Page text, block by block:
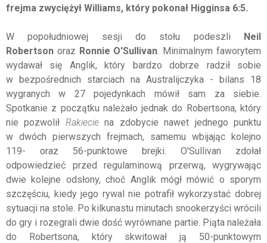
frejma zwyciężył Williams, który pokonał Higginsa 6:5.
W popołudniowej sesji do stołu podeszli Neil
Robertson oraz Ronnie O'Sullivan. Minimalnym faworytem
wydawał się Anglik, który bardzo dobrze radził sobie
w bezpośrednich starciach na Australijczyka - bilans 18
wygranych w 27 pojedynkach mówił sam za siebie.
Spotkanie z początku należało jednak do Robertsona, który
nie pozwolił Rakieciena zdobycie nawet jednego punktu
w dwóch pierwszych frejmach, samemu wbijając kolejno
119- oraz 56-punktowe brejki. O'Sullivan zdołał
odpowiedzieć przed regulaminową przerwą, wygrywając
dwie kolejne odsłony, choć Anglik mógł mówić o sporym
szczęściu, kiedy jego rywal nie potrafił wykorzystać dobrej
sytuacji na stole. Po kilkunastu minutach snookerzyści wrócili
do gry i rozegrali dwie dość wyrównane partie. Piąta należała
do Robertsona, który skwitował ją 50-punktowym